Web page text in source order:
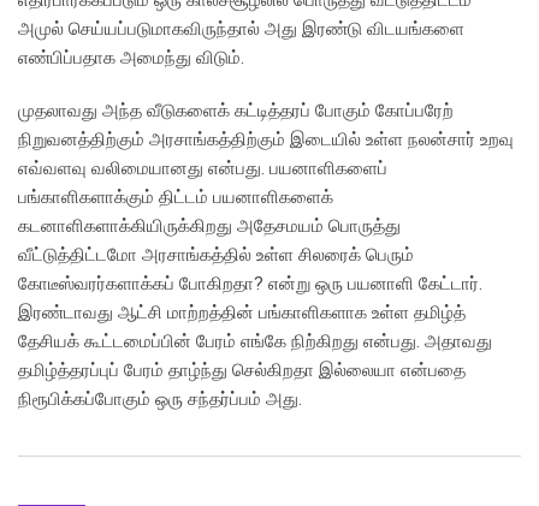
அமுல் செய்யப்படுமாகவிருந்தால் அது இரண்டு விடயங்களை
எண்பிப்பதாக அமைந்து விடும்.
முதலாவது அந்த வீடுகளைக் கட்டித்தரப் போகும் கோப்பரேற்
நிறுவனத்திற்கும் அரசாங்கத்திற்கும் இடையில் உள்ள நலன்சார் உறவு
எவ்வளவு வலிமையானது என்பது. பயனாளிகளைப்
பங்காளிகளாக்கும் திட்டம் பயனாளிகளைக்
கடனாளிகளாக்கியிருக்கிறது அதேசமயம் பொருத்து
வீட்டுத்திட்டமோ அரசாங்கத்தில் உள்ள சிலரைக் பெரும்
கோடீஸ்வரர்களாக்கப் போகிறதா? என்று ஒரு பயனாளி கேட்டார்.
இரண்டாவது ஆட்சி மாற்றத்தின் பங்காளிகளாக உள்ள தமிழ்த்
தேசியக் கூட்டமைப்பின் பேரம் எங்கே நிற்கிறது என்பது. அதாவது
தமிழ்த்தரப்புப் பேரம் தாழ்ந்து செல்கிறதா இல்லையா என்பதை
நிரூபிக்கப்போகும் ஒரு சந்தர்ப்பம் அது.